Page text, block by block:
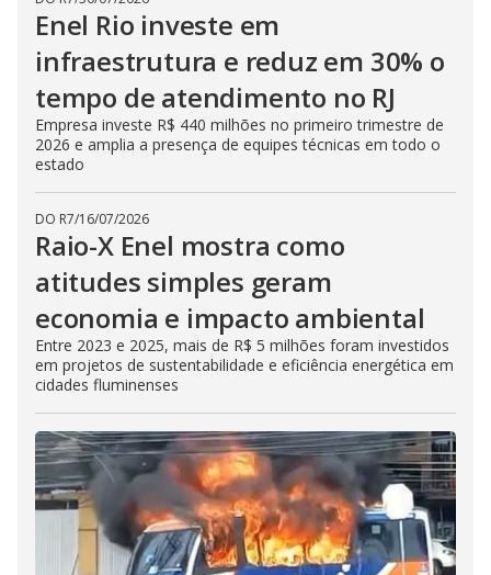
Enel Rio investe em
infraestrutura e reduz em 30% o
tempo de atendimento no RJ
Empresa investe R$ 440 milhões no primeiro trimestre de
2026 e amplia a presença de equipes técnicas em todo o
estado
DO R7/16/07/2026
Raio-X Enel mostra como
atitudes simples geram
economia e impacto ambiental
Entre 2023 e 2025, mais de R$ 5 milhões foram investidos
em projetos de sustentabilidade e eficiência energética em
cidades fluminenses